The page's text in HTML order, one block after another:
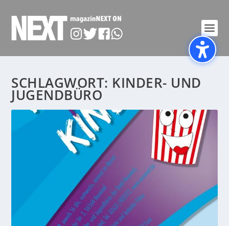
SCHLAGWORT: KINDER- UND
JUGENDBÜRO